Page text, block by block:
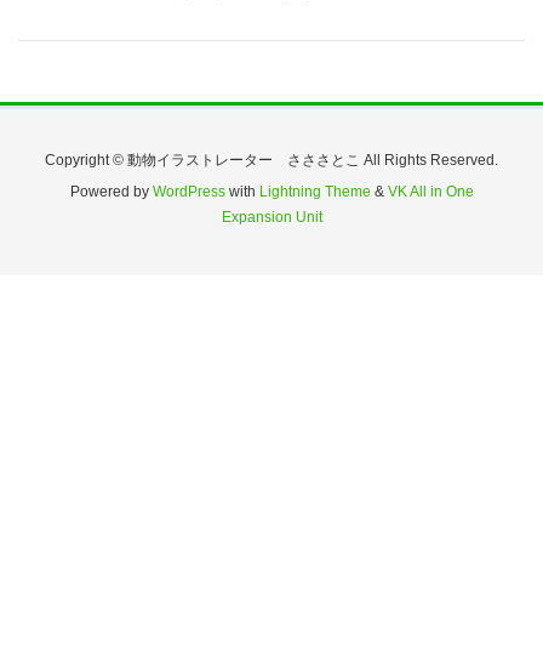
Copyright © 動物イラストレーター さささとこ All Rights Reserved.
Powered by WordPresswith Lightning Theme & VK All in One
Expansion Unit